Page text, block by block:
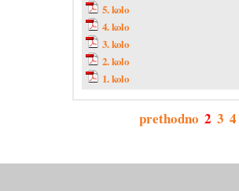
5. kolo
4. kolo
3. kolo
2. kolo
1. kolo
prethodno 2 3 4